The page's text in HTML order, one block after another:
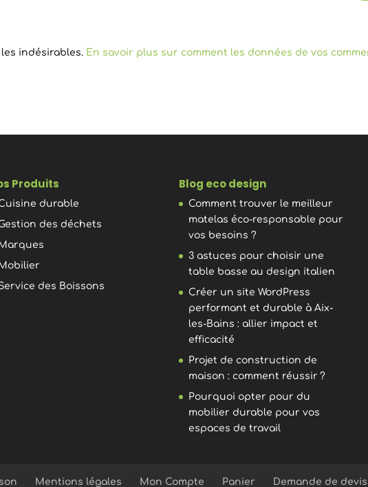
indésirables. En savoir plus sur comment les données de vos
Produits
durable
des déchets
Marques
Mobilier
des Boissons
Blog eco design
Comment trouver le meilleur
matelas éco-responsable pour
vos besoins ?
3 astuces pour choisir une
table basse au design italien
Créer un site WordPress
performant et durable à Aix-
les-Bains : allier impact et
efficacité
Projet de construction de
maison : comment réussir ?
Pourquoi opter pour du
mobilier durable pour vos
espaces de travail
Mentions légales Mon Compte Panier Demande de devis